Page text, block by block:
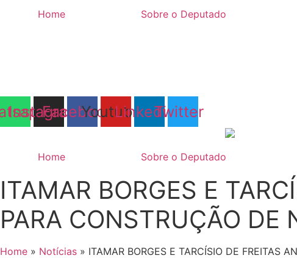
Home Sobre o Deputado
Instagram
Facebook
YoutubeLinkedinTwitter
Home Sobre o Deputado
ITAMAR BORGES E
PARA CONSTRUÇÃO DE
Home » Notícias » ITAMAR BORGES E TARCÍSIO DE FREITAS